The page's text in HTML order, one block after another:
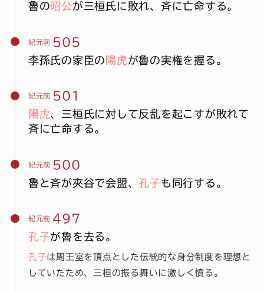
魯の昭公が三桓氏に敗れ、斉に亡命する。
紀元前 505
李孫氏の家臣の 陽虎が魯の実権を握る。
紀元前 501
陽虎、三桓氏に対して反乱を起こすが敗れて
斉に亡命する。
紀元前 500
魯と斉が夾谷で会盟、孔子も同行する。
紀元前 497
孔子が魯を去る。
孔子は周王室を頂点とした伝統的な身分制度を理想と
していたため、三桓の振る舞いに激しく憤る。